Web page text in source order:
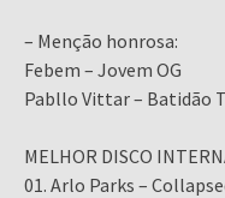
– Menção honrosa:
Febem – Jovem OG
Pabllo Vittar – Batidão
MELHOR DISCO
01. Arlo Parks –